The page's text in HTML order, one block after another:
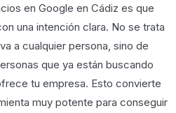
en Google en Cádiz es que
una intención clara. No se trata
a cualquier persona, sino de
que ya están buscando
tu empresa. Esto convierte
muy potente para conseguir